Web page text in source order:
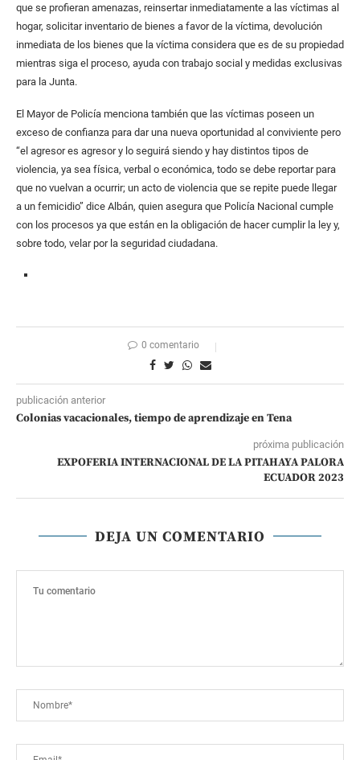
que se profieran amenazas, reinsertar inmediatamente a las víctimas al
hogar, solicitar inventario de bienes a favor de la víctima, devolución
inmediata de los bienes que la víctima considera que es de su propiedad
mientras siga el proceso, ayuda con trabajo social y medidas exclusivas
para la Junta.
El Mayor de Policía menciona también que las víctimas poseen un
exceso de confianza para dar una nueva oportunidad al conviviente pero
“el agresor es agresor y lo seguirá siendo y hay distintos tipos de
violencia, ya sea física, verbal o económica, todo se debe reportar para
que no vuelvan a ocurrir; un acto de violencia que se repite puede llegar
a un femicidio” dice Albán, quien asegura que Policía Nacional cumple
con los procesos ya que están en la obligación de hacer cumplir la ley y,
sobre todo, velar por la seguridad ciudadana.
0 comentario
publicación anterior
Colonias vacacionales, tiempo de aprendizaje en Tena
próxima publicación
EXPOFERIA INTERNACIONAL DE LA PITAHAYA PALORA
ECUADOR 2023
DEJA UN COMENTARIO